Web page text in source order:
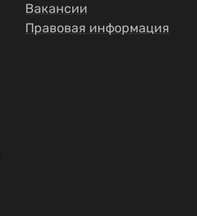
Вакансии
Правовая информация